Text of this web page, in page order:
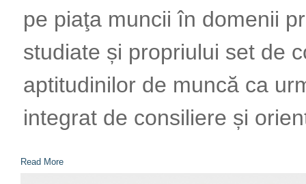
pe piaţa muncii în domenii
studiate și propriului set de
aptitudinilor de muncă ca
integrat de consiliere și
Read More